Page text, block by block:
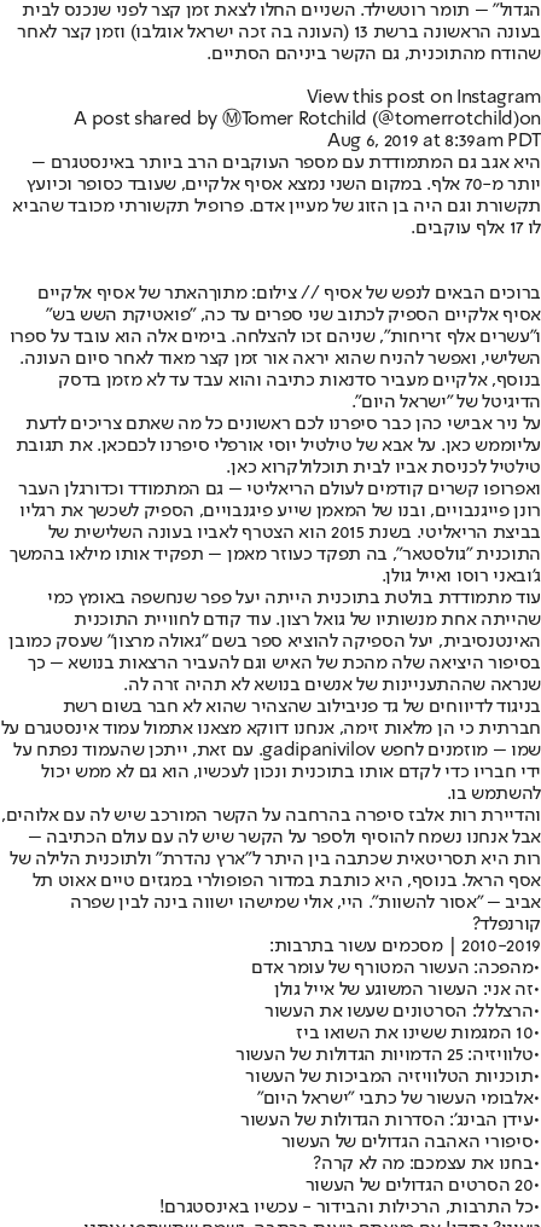
הגדול" – תומר רוטשילד. השניים החלו לצאת זמן קצר לפני שנכנס לבית
בעונה הראשונה ברשת 13 (העונה בה זכה ישראל אוגלבו) וזמן קצר לאחר
שהודח מהתוכנית, גם הקשר ביניהם הסתיים.
View this post on Instagram
A post shared by Ⓜ️Tomer Rotchild (@tomerrotchild)on
Aug 6, 2019 at 8:39am PDT
היא אגב גם המתמודדת עם מספר העוקבים הרב ביותר באינסטגרם –
יותר מ-70 אלף. במקום השני נמצא אסיף אלקיים, שעובד כסופר וכיועץ
תקשורת וגם היה בן הזוג של מעיין אדם. פרופיל תקשורתי מכובד שהביא
לו 17 אלף עוקבים.
ברוכים הבאים לנפש של אסיף // צילום: מתוךהאתר של אסיף אלקיים
אסיף אלקיים הספיק לכתוב שני ספרים עד כה, "פואטיקת השש בש"
ו"עשרים אלף זריחות", שניהם זכו להצלחה. בימים אלה הוא עובד על ספרו
השלישי, ואפשר להניח שהוא יראה אור זמן קצר מאוד לאחר סיום העונה.
בנוסף, אלקיים מעביר סדנאות כתיבה והוא עבד עד לא מזמן בדסק
הדיגיטל של "ישראל היום".
על ניר אבישי כהן כבר סיפרנו לכם ראשונים כל מה שאתם צריכים לדעת
עליוממש כאן. על אבא של טילטיל יוסי אורפלי סיפרנו לכםכאן. את תגובת
טילטיל לכניסת אביו לבית תוכלולקרוא כאן.
ואפרופו קשרים קודמים לעולם הריאליטי – גם המתמודד וכדורגלן העבר
רונן פייגנבויים, ובנו של המאמן שייע פיגנבויים, הספיק לשכשך את רגליו
בביצת הריאליטי. בשנת 2015 הוא הצטרף לאביו בעונה השלישית של
התוכנית "גולסטאר", בה תפקד כעוזר מאמן – תפקיד אותו מילאו בהמשך
ג'ובאני רוסו ואייל גולן.
עוד מתמודדת בולטת בתוכנית הייתה יעל פפר שנחשפה באומץ כמי
שהייתה אחת מנשותיו של גואל רצון. עוד קודם לחוויית התוכנית
האינטנסיבית, יעל הספיקה להוציא ספר בשם "גאולה מרצון" שעסק כמובן
בסיפור היציאה שלה מהכת של האיש וגם להעביר הרצאות בנושא – כך
שנראה שההתעניינות של אנשים בנושא לא תהיה זרה לה.
בניגוד לדיווחים של גד פניבילוב שהצהיר שהוא לא חבר בשום רשת
חברתית כי הן מלאות זימה, אנחנו דווקא מצאנו אתמול עמוד אינסטגרם על
שמו – מוזמנים לחפש gadipanivilov. עם זאת, ייתכן שהעמוד נפתח על
ידי חבריו כדי לקדם אותו בתוכנית ונכון לעכשיו, הוא גם לא ממש יכול
להשתמש בו.
והדיירת רות אלבז סיפרה בהרחבה על הקשר המורכב שיש לה עם אלוהים,
אבל אנחנו נשמח להוסיף ולספר על הקשר שיש לה עם עולם הכתיבה –
רות היא תסריטאית שכתבה בין היתר ל"ארץ נהדרת" ולתוכנית הלילה של
אסף הראל. בנוסף, היא כותבת במדור הפופולרי במגזים טיים אאוט תל
אביב – "אסור להשוות". היי, אולי שמישהו ישווה בינה לבין שפרה
קורנפלד?
2010-2019 | מסכמים עשור בתרבות:
•מהפכה: העשור המטורף של עומר אדם
•זה אני: העשור המשוגע של אייל גולן
•הרצללל: הסרטונים שעשו את העשור
•10 המגמות ששינו את השואו ביז
•טלוויזיה: 25 הדמויות הגדולות של העשור
•תוכניות הטלוויזיה המביכות של העשור
•אלבומי העשור של כתבי "ישראל היום"
•עידן הבינג': הסדרות הגדולות של העשור
•סיפורי האהבה הגדולים של העשור
•בחנו את עצמכם: מה לא קרה?
•20 הסרטים הגדולים של העשור
•כל התרבות, הרכילות והבידור - עכשיו באינסטגרם!